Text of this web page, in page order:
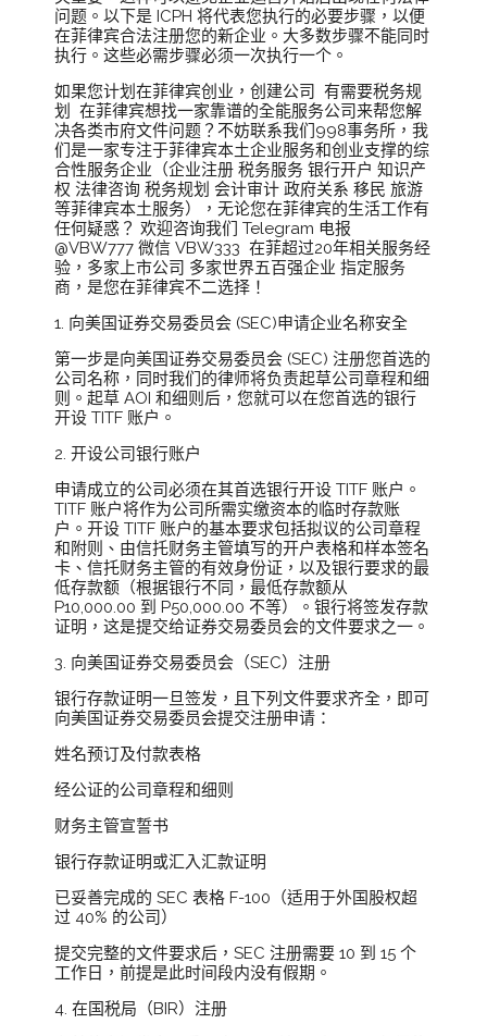
问题。以下是 ICPH 将代表您执行的必要步骤，以便
在菲律宾合法注册您的新企业。大多数步骤不能同时
执行。这些必需步骤必须一次执行一个。
如果您计划在菲律宾创业，创建公司 有需要税务规
划 在菲律宾想找一家靠谱的全能服务公司来帮您解
决各类市府文件问题？不妨联系我们998事务所，我
们是一家专注于菲律宾本土企业服务和创业支撑的综
合性服务企业（企业注册 税务服务 银行开户 知识产
权 法律咨询 税务规划 会计审计 政府关系 移民 旅游
等菲律宾本土服务），无论您在菲律宾的生活工作有
任何疑惑？ 欢迎咨询我们 Telegram 电报
@VBW777 微信 VBW333 在菲超过20年相关服务经
验，多家上市公司 多家世界五百强企业 指定服务
商，是您在菲律宾不二选择！
1. 向美国证券交易委员会 (SEC)申请企业名称安全
第一步是向美国证券交易委员会 (SEC) 注册您首选的
公司名称，同时我们的律师将负责起草公司章程和细
则。起草 AOI 和细则后，您就可以在您首选的银行
开设 TITF 账户。
2. 开设公司银行账户
申请成立的公司必须在其首选银行开设 TITF 账户。
TITF 账户将作为公司所需实缴资本的临时存款账
户。开设 TITF 账户的基本要求包括拟议的公司章程
和附则、由信托财务主管填写的开户表格和样本签名
卡、信托财务主管的有效身份证，以及银行要求的最
低存款额（根据银行不同，最低存款额从
P10,000.00 到 P50,000.00 不等）。银行将签发存款
证明，这是提交给证券交易委员会的文件要求之一。
3. 向美国证券交易委员会（SEC）注册
银行存款证明一旦签发，且下列文件要求齐全，即可
向美国证券交易委员会提交注册申请：
姓名预订及付款表格
经公证的公司章程和细则
财务主管宣誓书
银行存款证明或汇入汇款证明
已妥善完成的 SEC 表格 F-100（适用于外国股权超
过 40% 的公司）
提交完整的文件要求后，SEC 注册需要 10 到 15 个
工作日，前提是此时间段内没有假期。
4. 在国税局（BIR）注册